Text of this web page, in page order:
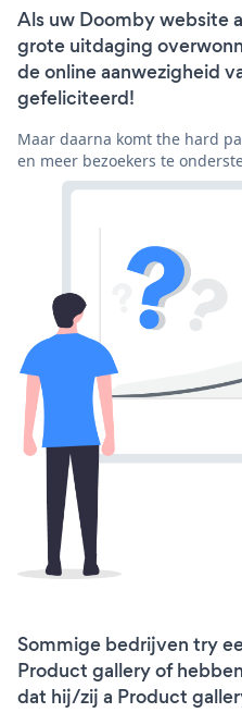
Als uw Doomby website
grote uitdaging
de online aanwezigheid
gefeliciteerd!
Maar daarna komt the hard
en meer bezoekers te
Sommige bedrijven try
Product gallery of
dat hij/zij a Product